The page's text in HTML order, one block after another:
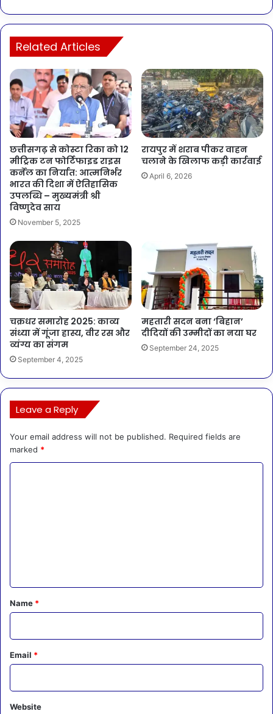
Related Articles
छत्तीसगढ़ से कोस्टा रिका को 12
मीट्रिक टन फोर्टिफाइड राइस
कर्नेल का निर्यात: आत्मनिर्भर
भारत की दिशा में ऐतिहासिक
उपलब्धि – मुख्यमंत्री श्री
विष्णुदेव साय
November 5, 2025
रायपुर में शराब पीकर वाहन
चलाने के खिलाफ कड़ी कार्रवाई
April 6, 2026
चक्रधर समारोह 2025: काव्य
संध्या में गूंजा हास्य, वीर रस और
व्यंग्य का संगम
September 4, 2025
महतारी सदन बना ‘बिहान’
दीदियों की उम्मीदों का नया घर
September 24, 2025
Leave a Reply
Your email address will not be published. Required fields are
marked *
*
Name *
Email *
Website